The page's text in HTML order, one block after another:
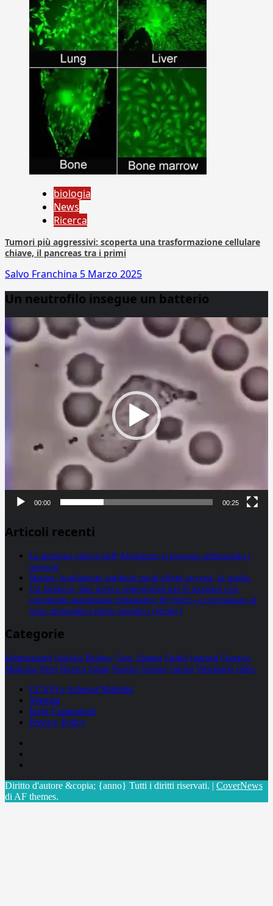
biologia
News
Ricerca
Tumori più aggressivi: scoperta una trasformazione cellulare
chiave, il pancreas tra i primi
Salvo Franchina 5 Marzo 2025
Un neutrofilo insegue un batterio
Player
00:00 00:25
Articoli recenti
La proteina chiave dell’Alzheimer si propaga utilizzando i
neuroni
Statine: inutilmente attribuiti molti effetti avversi, lo studio
Un farmaco, due nuove opportunità per le pazienti con
carcinoma mammario metastatico hr+/her2- e con tumore al
seno metastatico triplo negativo (mtnbc)
Categorie
alimentazione biologia Biology Com. Stampa Epatiti featured Genetica
Medicina News Ricerca Salute Science Scienza vaccini Veterinaria video
CCSVI e Sclerosi Multipla
Sitemap
Invia Comunicati
Privacy Policy
Diritto d'autore &copia; {anno} Tutti i diritti riservati. | CoverNews
di AF themes.